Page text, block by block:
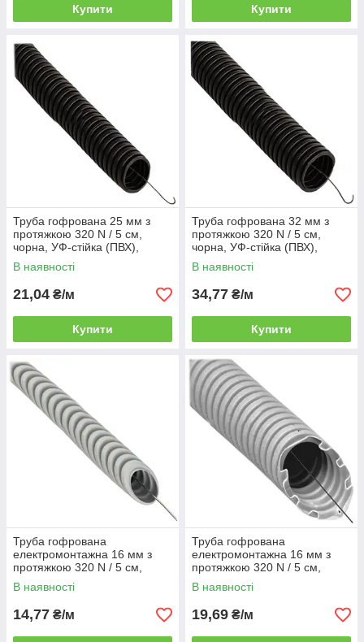
Купити Купити
Труба гофрована 25 мм з
протяжкою 320 N / 5 см,
чорна, УФ-стійка (ПВХ),
(КОПОС Монофлекс) бухта
50 м
В наявності
21,04 ₴/м
Купити
Труба гофрована 32 мм з
протяжкою 320 N / 5 см,
чорна, УФ-стійка (ПВХ),
(КОПОС Монофлекс) бухта
50 м
В наявності
34,77 ₴/м
Купити
Труба гофрована
електромонтажна 16 мм з
протяжкою 320 N / 5 см,
світло-сіра (ПВХ), (КОПОС
Монофлекс) бухта 50 м
В наявності
14,77 ₴/м
Труба гофрована
електромонтажна 16 мм з
протяжкою 320 N / 5 см,
світло-сіра (ПВХ), (КОПОС
Монофлекс) бухта 50 м
В наявності
19,69 ₴/м